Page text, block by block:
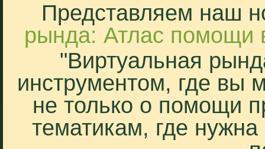
Представляем наш
рында: Атлас помощи
"Виртуальная
инструментом, где вы
не только о помощи
тематикам, где